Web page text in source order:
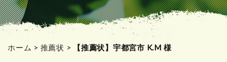
キ
ッ
プ
ホーム > 推薦状 > 【推薦状】宇都宮市 K.M 様